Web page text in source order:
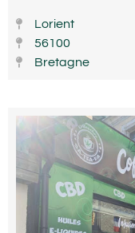
Lorient
56100
Bretagne